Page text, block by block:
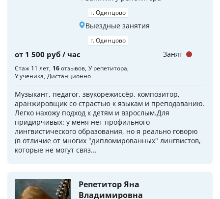
г. Одинцово
Выездные занятия
г. Одинцово
от 1 500 руб / час
Стаж 11 лет 16отзывов У репетитора
У ученика Дистанционно
Музыкант, педагог, звукорежиссёр, композитор,
аранжировщик со страстью к языкам и преподаванию.
Легко нахожу подход к детям и взрослым.Для
придирчивых: у меня нет профильного
лингвистического образования, но я реально говорю
(в отличие от многих "дипломированных" лингвистов,
которые не могут связ...
Занят
Репетитор Яна
Владимировна